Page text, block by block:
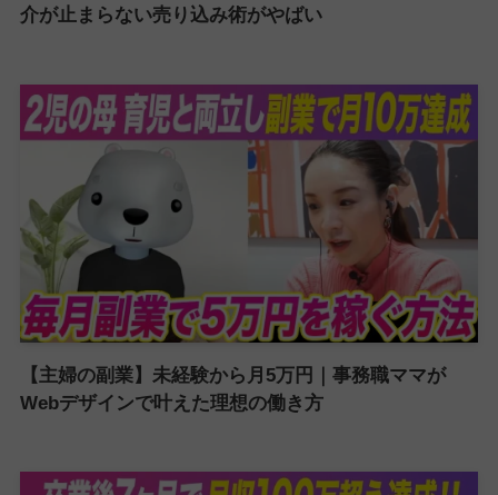
介が止まらない売り込み術がやばい
【主婦の副業】未経験から月5万円｜事務職ママが
Webデザインで叶えた理想の働き方